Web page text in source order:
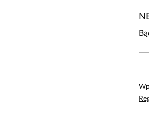
W naszej witrynie opinie mogą